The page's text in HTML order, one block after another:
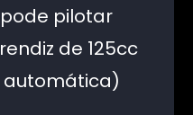
pode pilotar
de 125cc